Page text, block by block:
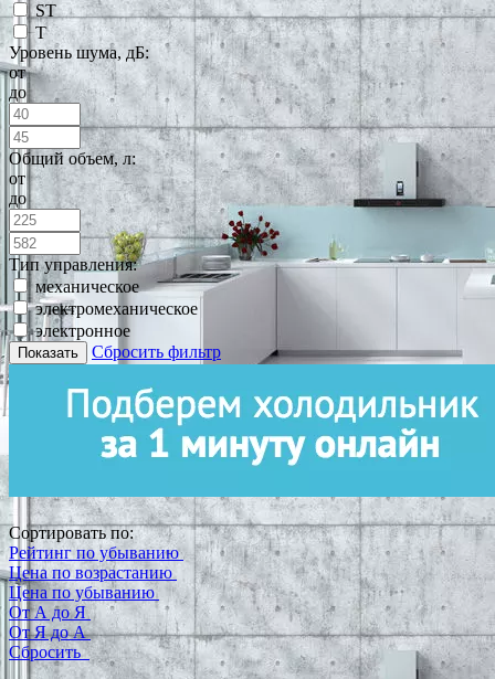
ST
T
Уровень шума, дБ:
от
до
Общий объем, л:
от
до
Тип управления:
механическое
электромеханическое
электронное
Показать Сбросить фильтр
Сортировать по:
Рейтинг по убыванию
Цена по возрастанию
Цена по убыванию
От А до Я
От Я до А
Сбросить